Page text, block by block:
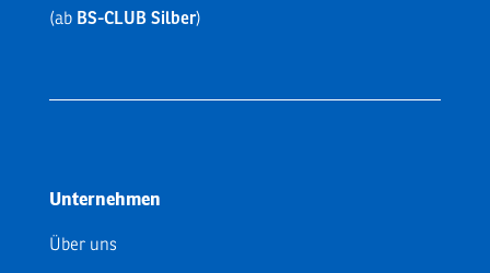
(ab BS-CLUB Silber)
Unternehmen
Über uns